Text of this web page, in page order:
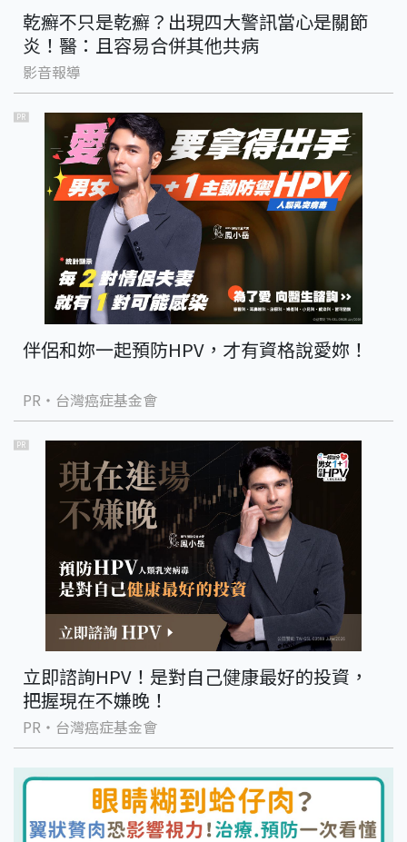
乾癬不只是乾癬？出現四大警訊當心是關節
炎！醫：且容易合併其他共病
影音報導
PR
伴侶和妳一起預防HPV，才有資格說愛妳！
PR・台灣癌症基金會
PR
立即諮詢HPV！是對自己健康最好的投資，
把握現在不嫌晚！
PR・台灣癌症基金會